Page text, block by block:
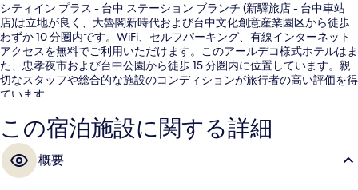
シティイン プラス - 台中 ステーション ブランチ (新驛旅店 - 台中車站
店)は立地が良く、大魯閣新時代および台中文化創意産業園区から徒歩
わずか 10 分圏内です。WiFi、セルフパーキング、有線インターネット
アクセスを無料でご利用いただけます。このアールデコ様式ホテルはま
た、忠孝夜市および台中公園から徒歩 15 分圏内に位置しています。親
切なスタッフや総合的な施設のコンディションが旅行者の高い評価を得
ています。
この宿泊施設に関する詳細
概要